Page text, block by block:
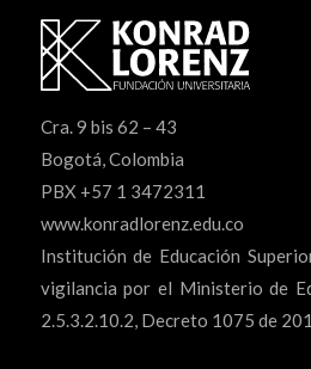
Cra. 9 bis 62 – 43
Bogotá, Colombia
PBX +57 1 3472311
www.konradlorenz.edu.co
Institución de Educación
vigilancia por el Ministerio de
2.5.3.2.10.2, Decreto 1075 de